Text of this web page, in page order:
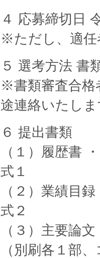
４ 応募締切日
※ただし、適任
５ 選考方法 書
※書類審査合格
途連絡いたし
６ 提出書類
（１）履歴書
式１
（２）業績目
式２
（３）主要論
（別刷各１部